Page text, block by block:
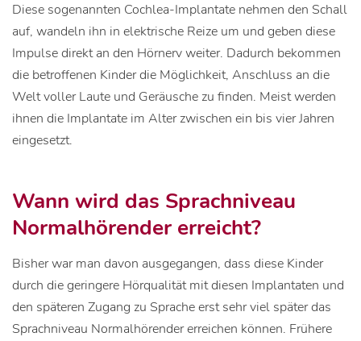
Diese sogenannten Cochlea-Implantate nehmen den Schall
auf, wandeln ihn in elektrische Reize um und geben diese
Impulse direkt an den Hörnerv weiter. Dadurch bekommen
die betroffenen Kinder die Möglichkeit, Anschluss an die
Welt voller Laute und Geräusche zu finden. Meist werden
ihnen die Implantate im Alter zwischen ein bis vier Jahren
eingesetzt.
Wann wird das Sprachniveau
Normalhörender erreicht?
Bisher war man davon ausgegangen, dass diese Kinder
durch die geringere Hörqualität mit diesen Implantaten und
den späteren Zugang zu Sprache erst sehr viel später das
Sprachniveau Normalhörender erreichen können. Frühere